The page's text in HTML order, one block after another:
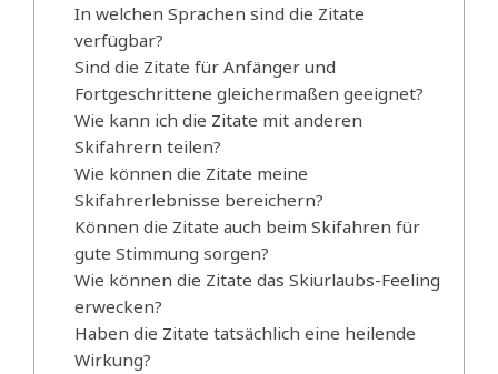
In welchen Sprachen sind die Zitate
verfügbar?
Sind die Zitate für Anfänger und
Fortgeschrittene gleichermaßen geeignet?
Wie kann ich die Zitate mit anderen
Skifahrern teilen?
Wie können die Zitate meine
Skifahrerlebnisse bereichern?
Können die Zitate auch beim Skifahren für
gute Stimmung sorgen?
Wie können die Zitate das Skiurlaubs-Feeling
erwecken?
Haben die Zitate tatsächlich eine heilende
Wirkung?